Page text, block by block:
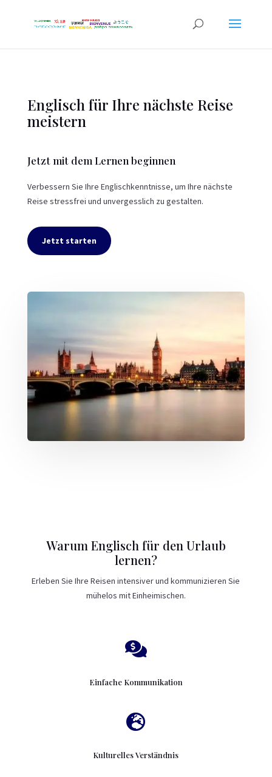
Englisch für Ihre nächste Reise
meistern
Jetzt mit dem Lernen beginnen
Verbessern Sie Ihre Englischkenntnisse, um Ihre nächste
Reise stressfrei und unvergesslich zu gestalten.
Jetzt starten
Warum Englisch für den Urlaub
lernen?
Erleben Sie Ihre Reisen intensiver und kommunizieren Sie
mühelos mit Einheimischen.

Einfache Kommunikation

Kulturelles Verständnis